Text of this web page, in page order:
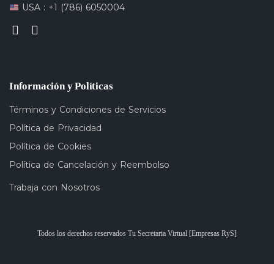
USA : +1 (786) 6050004
Información y Políticas
Términos y Condiciones de Servicios
Política de Privacidad
Política de Cookies
Política de Cancelación y Reembolso
Trabaja con Nosotros
Todos los derechos reservados Tu Secretaria Virtual [Empresas RyS]